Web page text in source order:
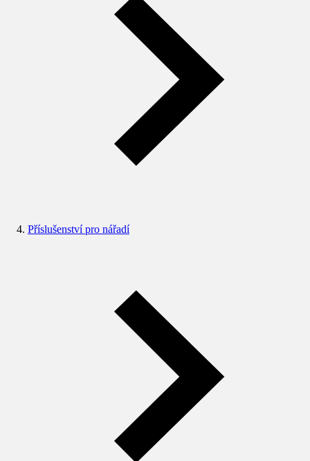
Příslušenství pro nářadí